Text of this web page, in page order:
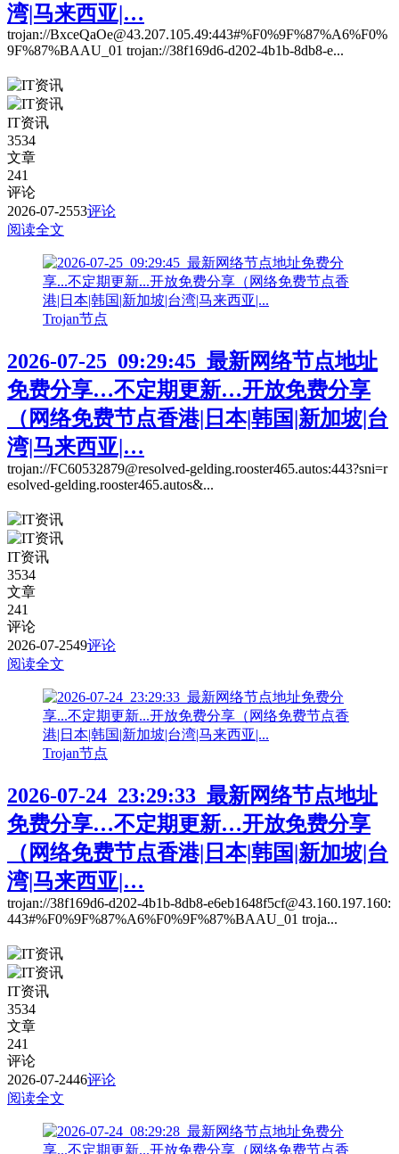
湾|马来西亚|…
trojan://BxceQaOe@43.207.105.49:443#%F0%9F%87%A6%F0%
9F%87%BAAU_01 trojan://38f169d6-d202-4b1b-8db8-e...
IT资讯
3534
文章
241
评论
2026-07-2553评论
阅读全文
Trojan节点
2026-07-25_09:29:45_最新网络节点地址
免费分享…不定期更新…开放免费分享
（网络免费节点香港|日本|韩国|新加坡|台
湾|马来西亚|…
trojan://FC60532879@resolved-gelding.rooster465.autos:443?sni=r
esolved-gelding.rooster465.autos&...
IT资讯
3534
文章
241
评论
2026-07-2549评论
阅读全文
Trojan节点
2026-07-24_23:29:33_最新网络节点地址
免费分享…不定期更新…开放免费分享
（网络免费节点香港|日本|韩国|新加坡|台
湾|马来西亚|…
trojan://38f169d6-d202-4b1b-8db8-e6eb1648f5cf@43.160.197.160:
443#%F0%9F%87%A6%F0%9F%87%BAAU_01 troja...
IT资讯
3534
文章
241
评论
2026-07-2446评论
阅读全文